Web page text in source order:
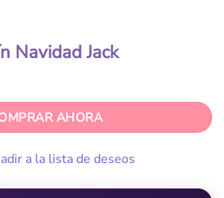
Navidad Jack
AHORA
a la lista de deseos